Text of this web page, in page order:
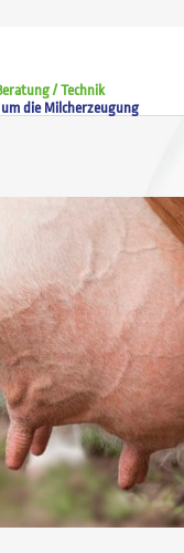
/ Technik
die Milcherzeugung